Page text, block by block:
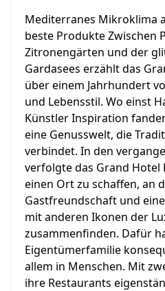
Mediterranes Mikroklima
beste Produkte Zwischen
Zitronengärten und der
Gardasees erzählt das
über einem Jahrhundert
und Lebensstil. Wo einst
Künstler Inspiration
eine Genusswelt, die
verbindet. In den
verfolgte das Grand Hotel
einen Ort zu schaffen, an
Gastfreundschaft und
mit anderen Ikonen der
zusammenfinden. Dafür
Eigentümerfamilie
allem in Menschen. Mit
ihre Restaurants